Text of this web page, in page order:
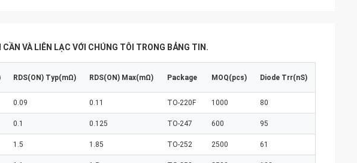
VÀ LIÊN LẠC VỚI CHÚNG TÔI TRONG BẢNG TIN.
RDS(ON) Typ(mΩ) RDS(ON) Max(mΩ) Package MOQ(pcs) Diode Trr(nS)
0.09 0.11 TO-220F 1000 80
0.1 0.125 TO-247 600 95
1.5 1.85 TO-252 2500 61